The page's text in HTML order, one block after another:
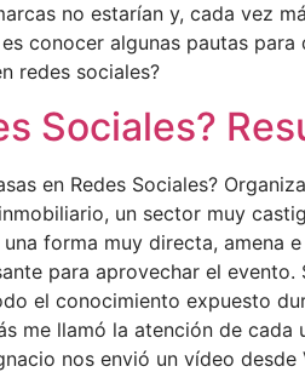
no estarían y, cada vez
conocer algunas pautas
redes sociales?
Sociales?
en Redes Sociales?
un sector muy
forma muy directa, amena
para aprovechar el
el conocimiento expuesto
llamó la atención de cada
nos envió un vídeo